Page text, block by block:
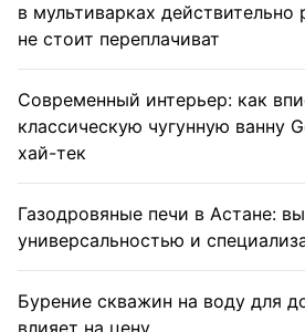
в мультиварках действительно
не стоит переплачиват
Современный интерьер: как
классическую чугунную ванну
хай-тек
Газодровяные печи в Астане:
универсальностью и
Бурение скважин на воду для
влияет на цену